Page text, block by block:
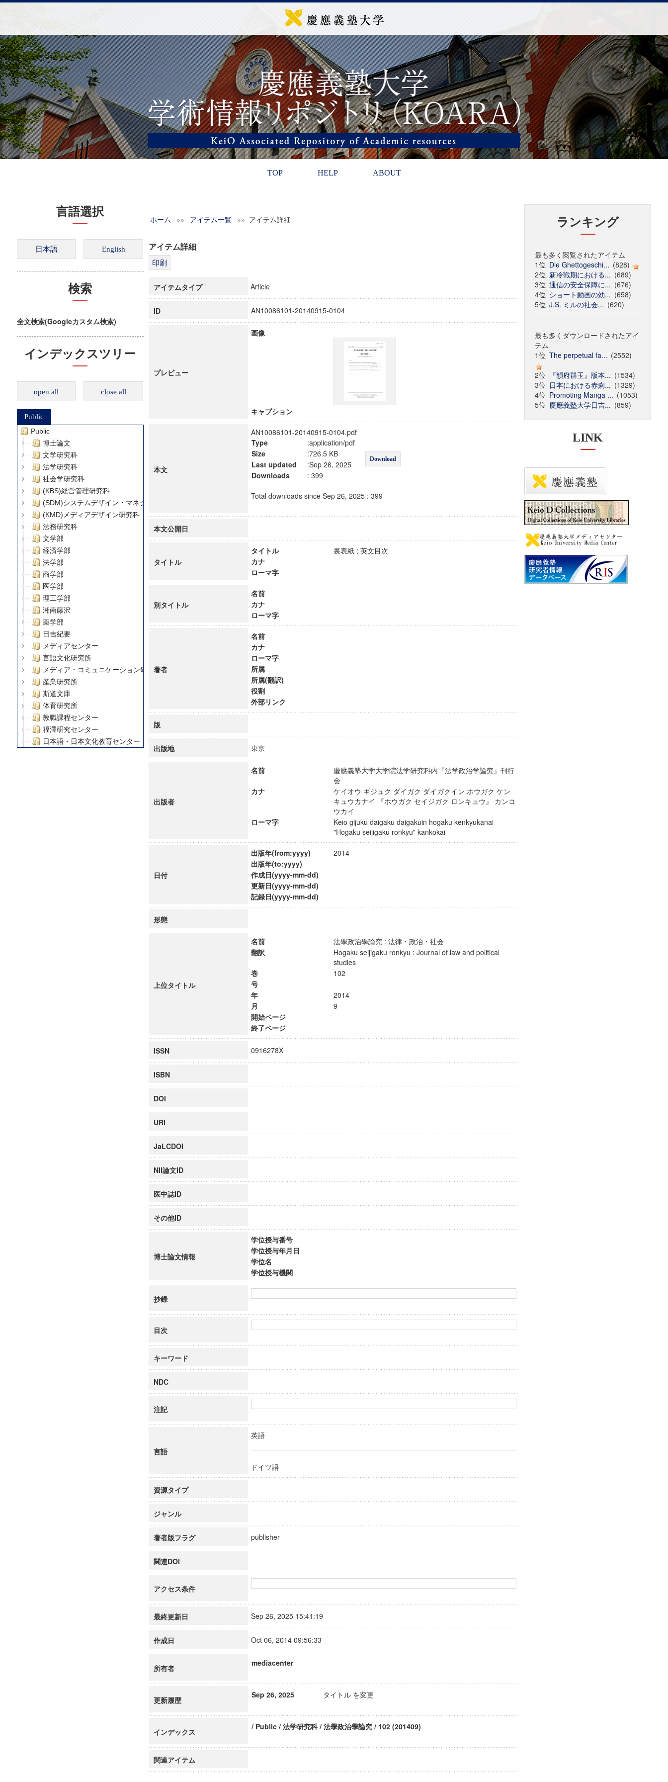
TOP HELP ABOUT
言語選択
検索
全文検索(Googleカスタム検索)
インデックスツリー
open all close all
Public
Public
博士論文
文学研究科
法学研究科
社会学研究科
(KBS)経営管理研究科
(SDM)システムデザイン・マネジメント研究科
(KMD)メディアデザイン研究科
法務研究科
文学部
経済学部
法学部
商学部
医学部
理工学部
湘南藤沢
薬学部
日吉紀要
メディアセンター
言語文化研究所
メディア・コミュニケーション研究所
産業研究所
斯道文庫
体育研究所
教職課程センター
福澤研究センター
日本語・日本文化教育センター
慶應義塾大学グローバルCOEプログラム論理と感性の先端的教育研究拠点
博士課程教育リーディングプログラム「超成熟社会発展のサイエンス」
ホーム »» アイテム一覧 »» アイテム詳細
アイテム詳細
アイテムタイプ Article
ID AN10086101-20140915-0104
プレビュー
画像
キャプション
本文
AN10086101-20140915-0104.pdf
Type
:application/pdf
Download
Size
:726.5 KB
Last updated
:Sep 26, 2025
Downloads
: 399
Total downloads since Sep 26, 2025 : 399
本文公開日
タイトル
タイトル
裏表紙 ; 英文目次
カナ
ローマ字
別タイトル
名前
カナ
ローマ字
著者
名前
カナ
ローマ字
所属
所属(翻訳)
役割
外部リンク
版
出版地 東京
出版者
名前
慶應義塾大学大学院法学研究科内『法学政治学論究』刊行
会
カナ
ケイオウ ギジュク ダイガク ダイガクイン ホウガク ケン
キュウカナイ 『ホウガク セイジガク ロンキュウ』 カンコ
ウカイ
ローマ字
Keio gijuku daigaku daigakuin hogaku kenkyukanai
"Hogaku seijigaku ronkyu" kankokai
日付
出版年(from:yyyy)
2014
出版年(to:yyyy)
作成日(yyyy-mm-dd)
更新日(yyyy-mm-dd)
記録日(yyyy-mm-dd)
形態
上位タイトル
名前
法學政治學論究 : 法律・政治・社会
翻訳
Hogaku seijigaku ronkyu : Journal of law and political
studies
巻
102
号
年
2014
月
9
開始ページ
終了ページ
ISSN 0916278X
ISBN
DOI
URI
JaLCDOI
NII論文ID
医中誌ID
その他ID
博士論文情報
学位授与番号
学位授与年月日
学位名
学位授与機関
抄録
目次
キーワード
NDC
注記
言語
英語
ドイツ語
資源タイプ
ジャンル
著者版フラグ publisher
関連DOI
アクセス条件
最終更新日 Sep 26, 2025 15:41:19
作成日 Oct 06, 2014 09:56:33
所有者
mediacenter
更新履歴
Sep 26, 2025 タイトル を変更
インデックス
/ Public / 法学研究科 / 法學政治學論究 / 102 (201409)
関連アイテム
ランキング
最も多く閲覧されたアイテム
1位 Die Ghettogeschi... (828)
2位 新冷戦期における... (689)
3位 通信の安全保障に... (676)
4位 ショート動画の効... (658)
5位 J.S. ミルの社会... (620)
最も多くダウンロードされたアイ
テム
1位 The perpetual fa... (2552)
2位
『韻府群玉』版本... (1534)
3位 日本における赤痢... (1329)
4位 Promoting Manga ... (1053)
5位 慶應義塾大学日吉... (859)
LINK